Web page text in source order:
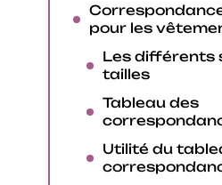
pour les
Les différents
tailles
Tableau des
Utilité du